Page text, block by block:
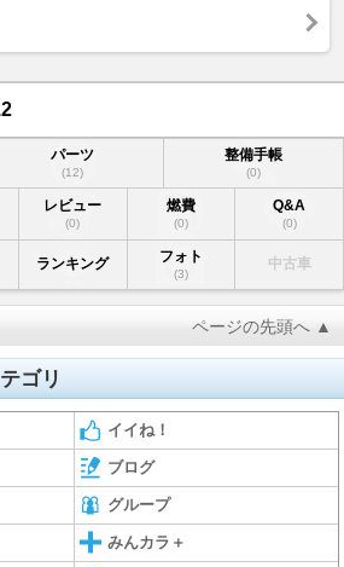
パーツ
(12)
整備手帳
(0)
レビュー
(0)
燃費
(0)
Q&A
(0)
ランキング フォト
(3)
中古車
ページの先頭へ ▲
ゴリ
イイね！
ブログ
グループ
みんカラ＋